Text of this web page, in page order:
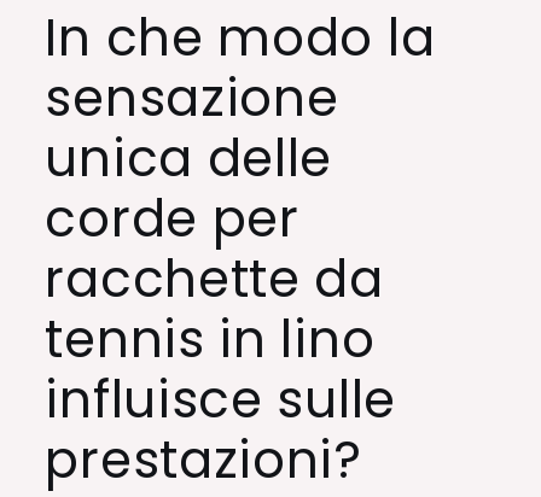
In che modo la
sensazione
unica delle
corde per
racchette da
tennis in lino
influisce sulle
prestazioni?